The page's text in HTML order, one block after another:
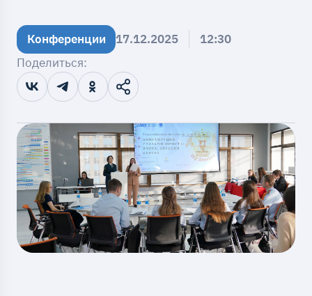
Конференции 17.12.2025
12:30
Поделиться: